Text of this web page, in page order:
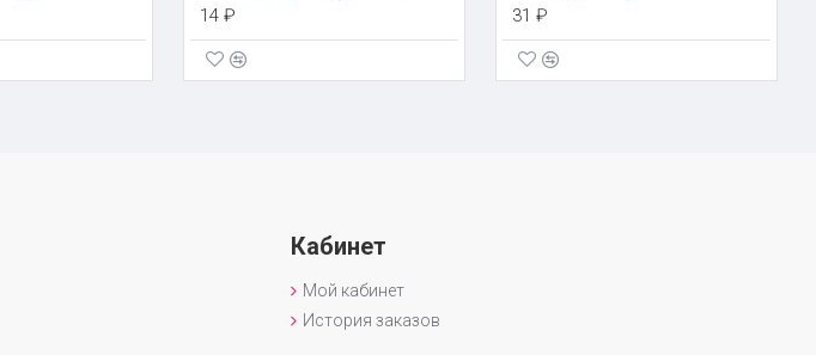
14 ₽ 31 ₽
Кабинет
Мой кабинет
История заказов